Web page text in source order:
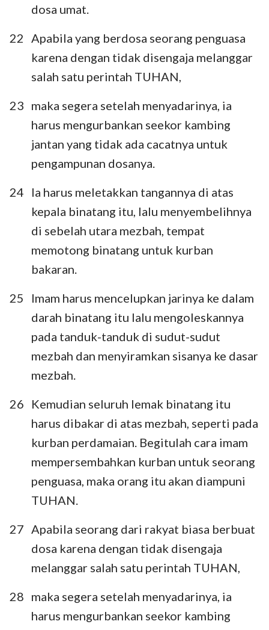
1 2
8
9 10 11 12 13
14
15
16 17 18 19 20
21
22
23 24 25 26 27
dosa umat.
22
Apabila yang berdosa seorang penguasa
karena dengan tidak disengaja melanggar
salah satu perintah TUHAN,
23 maka segera setelah menyadarinya, ia
harus mengurbankan seekor kambing
jantan yang tidak ada cacatnya untuk
pengampunan dosanya.
24
Ia harus meletakkan tangannya di atas
kepala binatang itu, lalu menyembelihnya
di sebelah utara mezbah, tempat
memotong binatang untuk kurban
bakaran.
25
Imam harus mencelupkan jarinya ke dalam
darah binatang itu lalu mengoleskannya
pada tanduk-tanduk di sudut-sudut
mezbah dan menyiramkan sisanya ke dasar
mezbah.
26
Kemudian seluruh lemak binatang itu
harus dibakar di atas mezbah, seperti pada
kurban perdamaian. Begitulah cara imam
mempersembahkan kurban untuk seorang
penguasa, maka orang itu akan diampuni
TUHAN.
27 Apabila seorang dari rakyat biasa berbuat
dosa karena dengan tidak disengaja
melanggar salah satu perintah TUHAN,
28 maka segera setelah menyadarinya, ia
harus mengurbankan seekor kambing